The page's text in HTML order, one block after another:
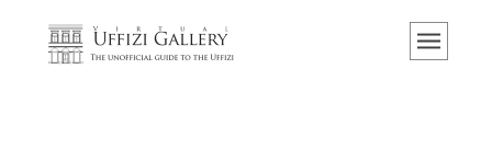
Home